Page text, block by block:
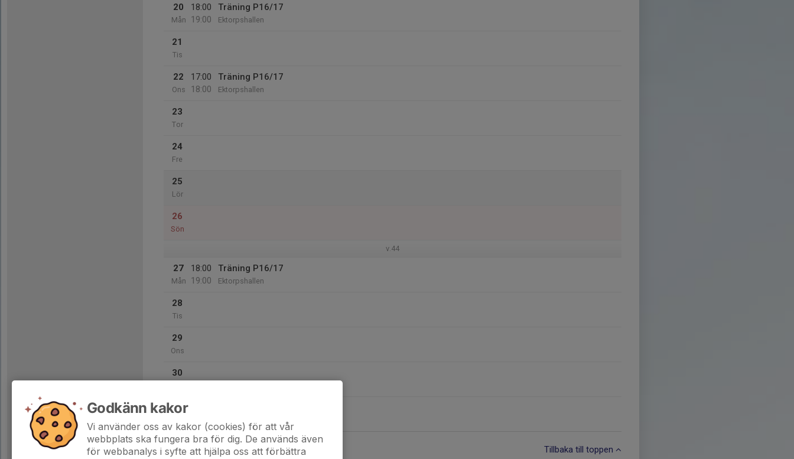
20
Mån
18:00
19:00
Träning P16/17
Ektorpshallen
21
Tis
22
Ons
17:00
18:00
Träning P16/17
Ektorpshallen
23
Tor
24
Fre
25
Lör
26
Sön
v.44
27
Mån
18:00
19:00
Träning P16/17
Ektorpshallen
28
Tis
29
Ons
30
31
Tillbaka till toppen
Godkänn kakor
Vi använder oss av kakor (cookies) för att vår
webbplats ska fungera bra för dig. De används även
för webbanalys i syfte att hjälpa oss att förbättra